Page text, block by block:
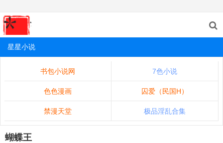
星星小说
书包小说网 7色小说
色色漫画 囚爱（民国H）
禁漫天堂 极品淫乱合集
蝴蝶王